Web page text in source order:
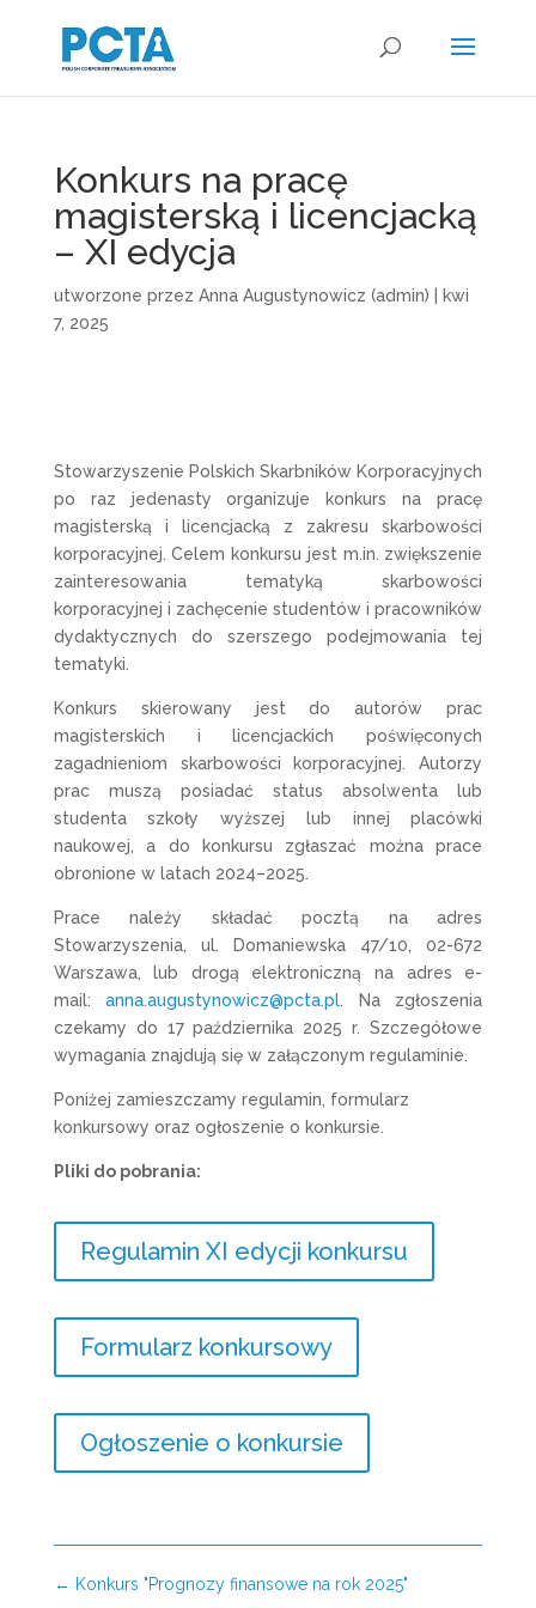
Konkurs na pracę
magisterską i licencjacką
– XI edycja
utworzone przez Anna Augustynowicz (admin)
kwi
7, 2025
Stowarzyszenie Polskich Skarbników Korporacyjnych
po raz jedenasty organizuje konkurs na pracę
magisterską i licencjacką z zakresu skarbowości
korporacyjnej. Celem konkursu jest m.in. zwiększenie
zainteresowania tematyką skarbowości
korporacyjnej i zachęcenie studentów i pracowników
dydaktycznych do szerszego podejmowania tej
tematyki.
Konkurs skierowany jest do autorów prac
magisterskich i licencjackich poświęconych
zagadnieniom skarbowości korporacyjnej. Autorzy
prac muszą posiadać status absolwenta lub
studenta szkoły wyższej lub innej placówki
naukowej, a do konkursu zgłaszać można prace
obronione w latach 2024–2025.
Prace należy składać pocztą na adres
Stowarzyszenia, ul. Domaniewska 47/10, 02-672
Warszawa, lub drogą elektroniczną na adres e-
mail:
anna.augustynowicz@pcta.pl . Na zgłoszenia
czekamy do 17 października 2025 r. Szczegółowe
wymagania znajdują się w załączonym regulaminie.
Poniżej zamieszczamy regulamin, formularz
konkursowy oraz ogłoszenie o konkursie.
Pliki do pobrania:
Regulamin XI edycji konkursu
Formularz konkursowy
Ogłoszenie o konkursie
← Konkurs "Prognozy finansowe na rok 2025"